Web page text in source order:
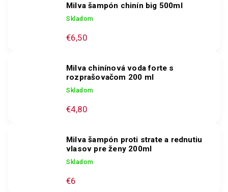
Milva šampón chinín big 500ml
Skladom
€6,50
Milva chinínová voda forte s
rozprašovačom 200 ml
Skladom
€4,80
Milva šampón proti strate a rednutiu
vlasov pre ženy 200ml
Skladom
€6